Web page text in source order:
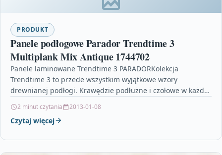
PRODUKT
Panele podłogowe Parador Trendtime 3
Multiplank Mix Antique 1744702
Panele laminowane Trendtime 3 PARADORKolekcja
Trendtime 3 to przede wszystkim wyjątkowe wzory
drewnianej podłogi. Krawędzie podłużne i czołowe w każdej
2 minut czytania 2013-01-08
Czytaj więcej